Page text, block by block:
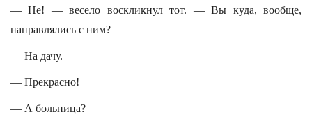
— Не! — весело воскликнул тот. — Вы куда, вообще,
направлялись с ним?
— На дачу.
— Прекрасно!
— А больница?